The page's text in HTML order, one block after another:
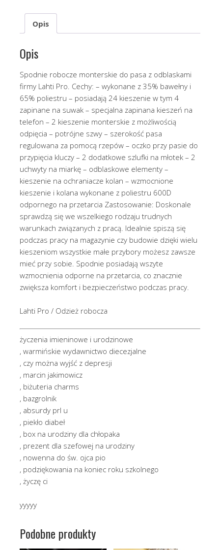
Opis
Opis
Spodnie robocze monterskie do pasa z odblaskami
firmy Lahti Pro. Cechy: – wykonane z 35% bawełny i
65% poliestru – posiadają 24 kieszenie w tym 4
zapinane na suwak – specjalna zapinana kieszeń na
telefon – 2 kieszenie monterskie z możliwością
odpięcia – potrójne szwy – szerokość pasa
regulowana za pomocą rzepów – oczko przy pasie do
przypięcia kluczy – 2 dodatkowe szlufki na młotek – 2
uchwyty na miarkę – odblaskowe elementy –
kieszenie na ochraniacze kolan – wzmocnione
kieszenie i kolana wykonane z poliestru 600D
odpornego na przetarcia Zastosowanie: Doskonale
sprawdzą się we wszelkiego rodzaju trudnych
warunkach związanych z pracą. Idealnie spiszą się
podczas pracy na magazynie czy budowie dzięki wielu
kieszeniom wszystkie małe przybory możesz zawsze
mieć przy sobie. Spodnie posiadają wszyte
wzmocnienia odporne na przetarcia, co znacznie
zwiększa komfort i bezpieczeństwo podczas pracy.
Lahti Pro / Odzież robocza
życzenia imieninowe i urodzinowe
, warmińskie wydawnictwo diecezjalne
, czy można wyjść z depresji
, marcin jakimowicz
, biżuteria charms
, bazgrolnik
, absurdy prl u
, piekło diabeł
, box na urodziny dla chłopaka
, prezent dla szefowej na urodziny
, nowenna do św. ojca pio
, podziękowania na koniec roku szkolnego
, życzę ci
yyyyy
Podobne produkty